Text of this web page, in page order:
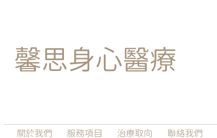
馨思身心醫療
關於我們 服務項目 治療取向 聯絡我們